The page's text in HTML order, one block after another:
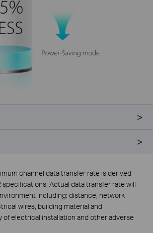
channel data transfer rate is derived
specifications. Actual data transfer rate will
including: distance, network
wires, building material and
electrical installation and other adverse